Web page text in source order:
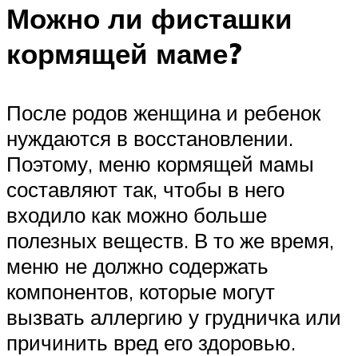
Можно ли фисташки
кормящей маме?
После родов женщина и ребенок
нуждаются в восстановлении.
Поэтому, меню кормящей мамы
составляют так, чтобы в него
входило как можно больше
полезных веществ. В то же время,
меню не должно содержать
компонентов, которые могут
вызвать аллергию у грудничка или
причинить вред его здоровью.